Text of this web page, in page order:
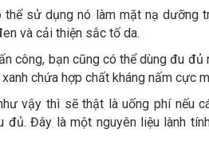
sử dụng nó làm mặt nạ dưỡng
và cải thiện sắc tố da.
công, bạn cũng có thể dùng đu
chứa hợp chất kháng nấm cực
vậy thì sẽ thật là uống phí nếu
đủ. Đây là một nguyên liệu lành